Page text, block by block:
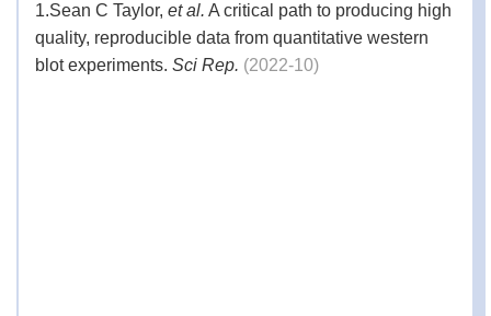
1.Sean C Taylor, et al. A critical path to producing high
quality, reproducible data from quantitative western
blot experiments. Sci Rep. (2022-10)